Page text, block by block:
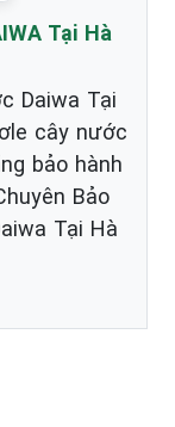
Tại Hà
Daiwa Tại
cây nước
bảo hành
Bảo
Tại Hà